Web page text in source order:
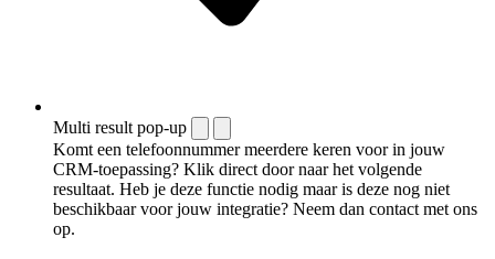
Multi result pop-up
Komt een telefoonnummer meerdere keren voor in jouw
CRM-toepassing? Klik direct door naar het volgende
resultaat. Heb je deze functie nodig maar is deze nog niet
beschikbaar voor jouw integratie? Neem dan contact met ons
op.